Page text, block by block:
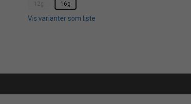
12g 16g
Vis varianter som liste